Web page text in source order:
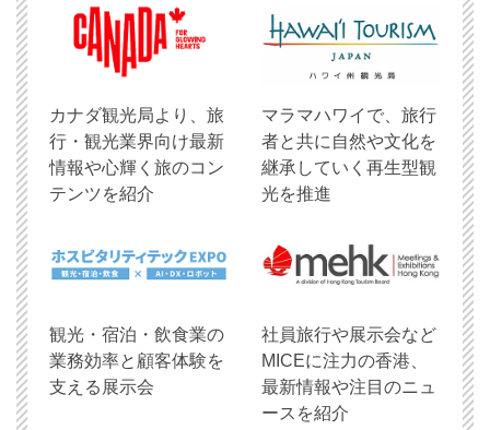
​カナダ観光局より、旅
行・観光業界向け最新
情報や心輝く旅のコン
テンツを紹介
マラマハワイで、旅行
者と共に自然や文化を
継承していく再生型観
光を推進
観光・宿泊・飲食業の
業務効率と顧客体験を
支える展示会
社員旅行や展示会など
MICEに注力の香港、
最新情報や注目のニュ
ースを紹介